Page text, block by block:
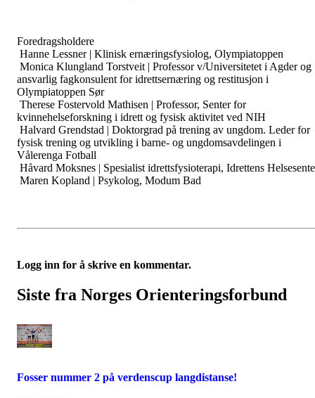
Foredragsholdere
Hanne Lessner | Klinisk ernæringsfysiolog, Olympiatoppen
Monica Klungland Torstveit | Professor v/Universitetet i Agder og
ansvarlig fagkonsulent for idrettsernæring og restitusjon i
Olympiatoppen Sør
Therese Fostervold Mathisen | Professor, Senter for
kvinnehelseforskning i idrett og fysisk aktivitet ved NIH
Halvard Grendstad | Doktorgrad på trening av ungdom. Leder for
fysisk trening og utvikling i barne- og ungdomsavdelingen i
Vålerenga Fotball
Håvard Moksnes | Spesialist idrettsfysioterapi, Idrettens
Maren Kopland | Psykolog, Modum Bad
Logg inn for å skrive en kommentar.
Siste fra Norges Orienteringsforbund
Fosser nummer 2 på verdenscup langdistanse!